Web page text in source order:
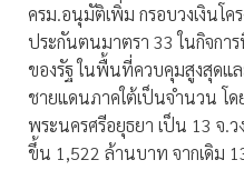
ครม.อนุมัติเพิ่ม กรอบวงเงินโค
ประกันตนมาตรา 33 ในกิจกา
ของรัฐ ในพื้นที่ควบคุมสูงสุดแ
ชายแดนภาคใต้เป็นจำนวน โด
พระนครศรีอยุธยา เป็น 13 จ.
ขึ้น 1,522 ล้านบาท จากเดิม